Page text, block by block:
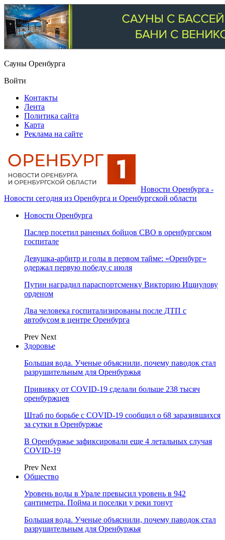
Сауны Оренбурга
Войти
Контакты
Лента
Политика сайта
Карта
Реклама на сайте
Новости Оренбурга -
Новости сегодня из Оренбурга и Оренбургской области
Новости Оренбурга
Паслер посетил раненых бойцов СВО в оренбургском
госпитале
Девушка-арбитр и голы в первом тайме: «Оренбург»
одержал первую победу с июля
Путин наградил параспортсменку Викторию Ищиулову
орденом
Два человека госпитализированы после ДТП с
автобусом в центре Оренбурга
Prev Next
Здоровье
Большая вода. Ученые объяснили, почему паводок стал
разрушительным для Оренбуржья
Прививку от COVID-19 сделали больше 238 тысяч
оренбуржцев
Штаб по борьбе с СOVID-19 сообщил о 68 заразившихся
за сутки в Оренбуржье
В Оренбуржье зафиксировали еще 4 летальных случая
COVID-19
Prev Next
Общество
Уровень воды в Урале превысил уровень в 942
сантиметра. Пойма и поселки у реки тонут
Большая вода. Ученые объяснили, почему паводок стал
разрушительным для Оренбуржья